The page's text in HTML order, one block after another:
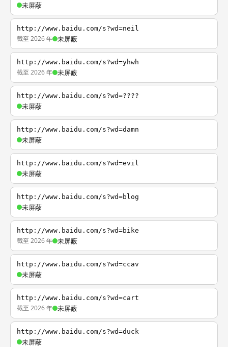
未屏蔽
http://www.baidu.com/s?wd=neil
截至 2026 年 未屏蔽
http://www.baidu.com/s?wd=yhwh
截至 2026 年 未屏蔽
http://www.baidu.com/s?wd=????
未屏蔽
http://www.baidu.com/s?wd=damn
未屏蔽
http://www.baidu.com/s?wd=evil
未屏蔽
http://www.baidu.com/s?wd=blog
未屏蔽
http://www.baidu.com/s?wd=bike
截至 2026 年 未屏蔽
http://www.baidu.com/s?wd=ccav
未屏蔽
http://www.baidu.com/s?wd=cart
截至 2026 年 未屏蔽
http://www.baidu.com/s?wd=duck
未屏蔽